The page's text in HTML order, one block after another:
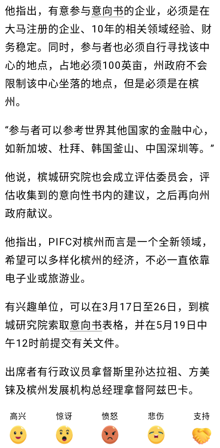
他指出，有意参与意向书的企业，必须是在
大马注册的企业、10年的相关领域经验、财
务稳定。同时，参与者也必须自行寻找该中
心的地点，占地必须100英亩，州政府不会
限制该中心坐落的地点，但是必须是在槟
州。
“参与者可以参考世界其他国家的金融中心，
如新加坡、杜拜、韩国釜山、中国深圳等。”
他说，槟城研究院也会成立评估委员会，评
估收集到的意向性书内的建议，之后再向州
政府献议。
他指出，PIFC对槟州而言是一个全新领域，
希望可以多样化槟州的经济，不必一直依靠
电子业或旅游业。
有兴趣单位，可以在3月17日至26日，到槟
城研究院索取意向书表格，并在5月19日中
午12时前提交有关文件。
出席者有行政议员拿督斯里孙达拉祖、方美
铼及槟州发展机构总经理拿督阿兹巴卡。
高兴 惊讶 愤怒 悲伤 支持